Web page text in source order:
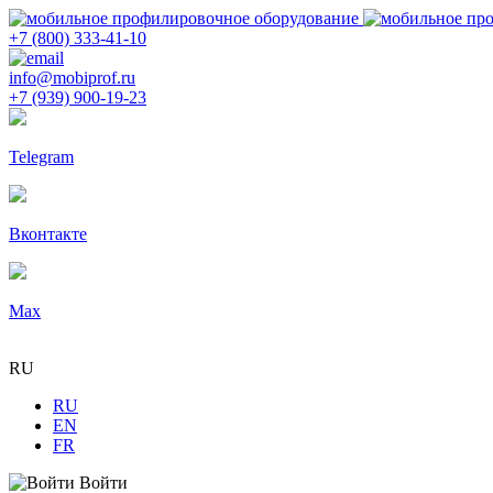
+7 (800) 333-41-10
info@mobiprof.ru
+7 (939) 900-19-23
Telegram
Вконтакте
Max
RU
RU
EN
FR
Войти